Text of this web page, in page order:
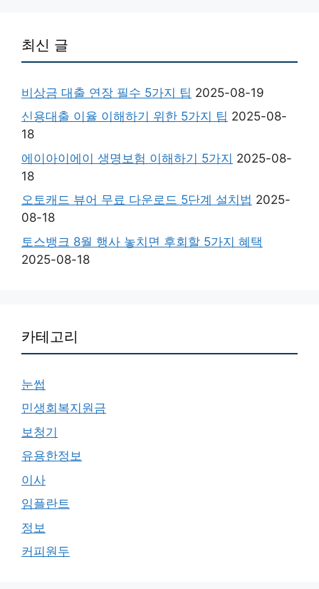
최신 글
비상금 대출 연장 필수 5가지 팁 2025-08-19
신용대출 이율 이해하기 위한 5가지 팁 2025-08-
18
에이아이에이 생명보험 이해하기 5가지 2025-08-
18
오토캐드 뷰어 무료 다운로드 5단계 설치법 2025-
08-18
토스뱅크 8월 행사 놓치면 후회할 5가지 혜택
2025-08-18
카테고리
눈썹
민생회복지원금
보청기
유용한정보
이사
임플란트
정보
커피원두